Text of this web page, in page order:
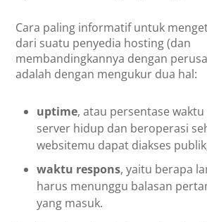
Cara paling informatif untuk
dari suatu penyedia hosting (dan
membandingkannya dengan
adalah dengan mengukur dua hal:
uptime, atau persentase
server hidup dan beroperasi
websitemu dapat diakses
waktu respons, yaitu berapa
harus menunggu balasan
yang masuk.